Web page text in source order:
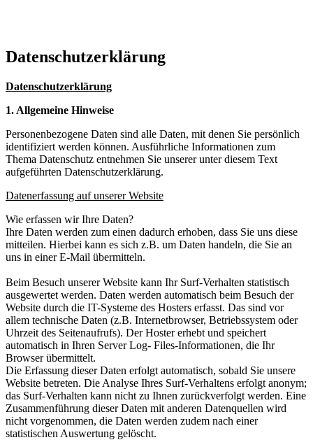
Datenschutzerklärung
Datenschutzerklärung
1. Allgemeine Hinweise
Personenbezogene Daten sind alle Daten, mit denen Sie persönlich
identifiziert werden können. Ausführliche Informationen zum
Thema Datenschutz entnehmen Sie unserer unter diesem Text
aufgeführten Datenschutzerklärung.
Datenerfassung auf unserer Website
Wie erfassen wir Ihre Daten?
Ihre Daten werden zum einen dadurch erhoben, dass Sie uns diese
mitteilen. Hierbei kann es sich z.B. um Daten handeln, die Sie an
uns in einer E-Mail übermitteln.
Beim Besuch unserer Website kann Ihr Surf-Verhalten statistisch
ausgewertet werden. Daten werden automatisch beim Besuch der
Website durch die IT-Systeme des Hosters erfasst. Das sind vor
allem technische Daten (z.B. Internetbrowser, Betriebssystem oder
Uhrzeit des Seitenaufrufs). Der Hoster erhebt und speichert
automatisch in Ihren Server Log- Files-Informationen, die Ihr
Browser übermittelt.
Die Erfassung dieser Daten erfolgt automatisch, sobald Sie unsere
Website betreten. Die Analyse Ihres Surf-Verhaltens erfolgt anonym;
das Surf-Verhalten kann nicht zu Ihnen zurückverfolgt werden. Eine
Zusammenführung dieser Daten mit anderen Datenquellen wird
nicht vorgenommen, die Daten werden zudem nach einer
statistischen Auswertung gelöscht.